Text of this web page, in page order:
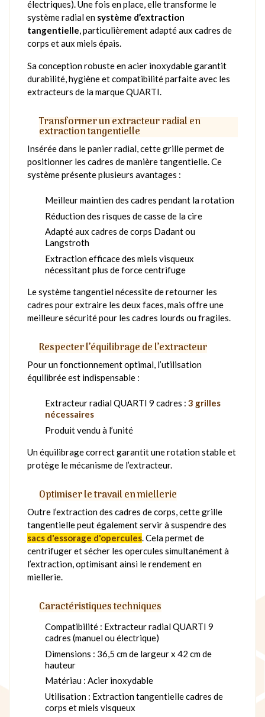
électriques). Une fois en place, elle transforme le
système radial en système d’extraction
tangentielle, particulièrement adapté aux cadres de
corps et aux miels épais.
Sa conception robuste en acier inoxydable garantit
durabilité, hygiène et compatibilité parfaite avec les
extracteurs de la marque QUARTI.
Transformer un extracteur radial en
extraction tangentielle
Insérée dans le panier radial, cette grille permet de
positionner les cadres de manière tangentielle. Ce
système présente plusieurs avantages :
Meilleur maintien des cadres pendant la rotation
Réduction des risques de casse de la cire
Adapté aux cadres de corps Dadant ou
Langstroth
Extraction efficace des miels visqueux
nécessitant plus de force centrifuge
Le système tangentiel nécessite de retourner les
cadres pour extraire les deux faces, mais offre une
meilleure sécurité pour les cadres lourds ou fragiles.
Respecter l’équilibrage de l’extracteur
Pour un fonctionnement optimal, l’utilisation
équilibrée est indispensable :
Extracteur radial QUARTI 9 cadres : 3 grilles
nécessaires
Produit vendu à l’unité
Un équilibrage correct garantit une rotation stable et
protège le mécanisme de l’extracteur.
Optimiser le travail en miellerie
Outre l’extraction des cadres de corps, cette grille
tangentielle peut également servir à suspendre des
sacs d'essorage d'opercules. Cela permet de
centrifuger et sécher les opercules simultanément à
l’extraction, optimisant ainsi le rendement en
miellerie.
Caractéristiques techniques
Compatibilité : Extracteur radial QUARTI 9
cadres (manuel ou électrique)
Dimensions : 36,5 cm de largeur x 42 cm de
hauteur
Matériau : Acier inoxydable
Utilisation : Extraction tangentielle cadres de
corps et miels visqueux